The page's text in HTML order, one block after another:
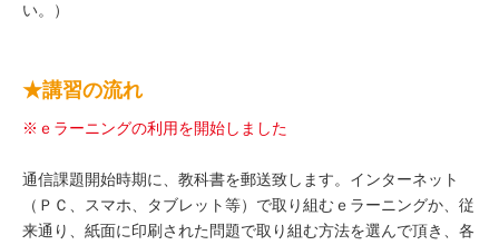
い。）
★講習の流れ
※ｅラーニングの利用を開始しました
通信課題開始時期に、教科書を郵送致します。インターネット
（ＰＣ、スマホ、タブレット等）で取り組むｅラーニングか、従
来通り、紙面に印刷された問題で取り組む方法を選んで頂き、各